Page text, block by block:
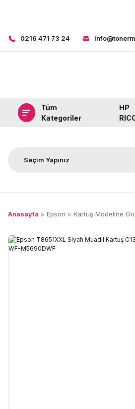
0216 471 73 24
Tüm
Kategoriler
HP
Anasayfa Epson Kartuş Modeline